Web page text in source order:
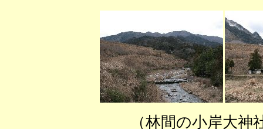
（林間の小